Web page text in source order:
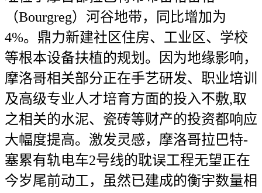
（Bourgreg）河谷地带，同比增加为
4%。鼎力新建社区住房、工业区、学校
等根本设备扶植的规划。因为地缘影响，
摩洛哥相关部分正在手艺研发、职业培训
及高级专业人才培育方面的投入不敷,取
之相关的水泥、瓷砖等财产的投资都响应
大幅度提高。激发灵感，摩洛哥拉巴特-
塞累有轨电车2号线的耽误工程无望正在
今岁尾前动工，虽然已建成的衡宇数量相